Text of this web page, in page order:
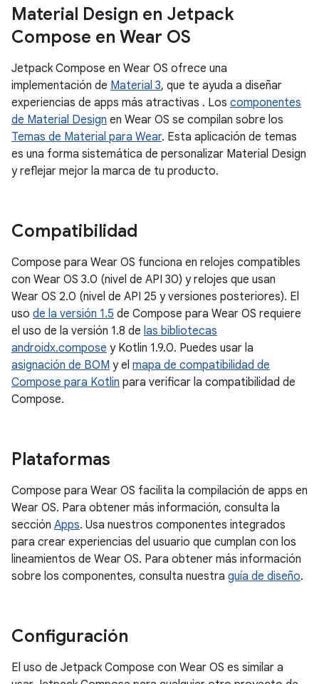
Material Design en Jetpack
Compose en Wear OS
Jetpack Compose en Wear OS ofrece una
implementación de Material 3, que te ayuda a diseñar
experiencias de apps más atractivas . Los componentes
de Material Design en Wear OS se compilan sobre los
Temas de Material para Wear. Esta aplicación de temas
es una forma sistemática de personalizar Material Design
y reflejar mejor la marca de tu producto.
Compatibilidad
Compose para Wear OS funciona en relojes compatibles
con Wear OS 3.0 (nivel de API 30) y relojes que usan
Wear OS 2.0 (nivel de API 25 y versiones posteriores). El
uso de la versión 1.5 de Compose para Wear OS requiere
el uso de la versión 1.8 de las bibliotecas
androidx.compose y Kotlin 1.9.0. Puedes usar la
asignación de BOM y el mapa de compatibilidad de
Compose para Kotlin para verificar la compatibilidad de
Compose.
Plataformas
Compose para Wear OS facilita la compilación de apps en
Wear OS. Para obtener más información, consulta la
sección Apps. Usa nuestros componentes integrados
para crear experiencias del usuario que cumplan con los
lineamientos de Wear OS. Para obtener más información
sobre los componentes, consulta nuestra guía de diseño.
Configuración
El uso de Jetpack Compose con Wear OS es similar a